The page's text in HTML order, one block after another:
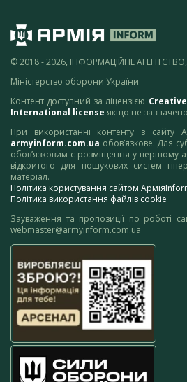
© 2018 - 2026, ІНФОРМАЦІЙНЕ АГЕНТСТВО,
Міністерство оборони України
Контент доступний за ліцензією
International license якщо не
При використанні контенту з сайту
armyinform.com.ua обов’язкове. Для
обов’язковим є розміщення у першому
відкритого для пошукових систем
матеріал.
Політика користування сайтом
Політика використання файлів cookie
Зауваження та пропозиції по роботі
webmaster@armyinform.com.ua